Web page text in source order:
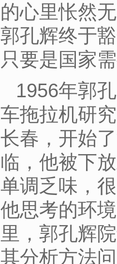
的心里怅然
郭孔辉终于豁
只要是国家
1956年郭
车拖拉机研
长春，开始
临，他被下
单调乏味，
他思考的环
里，郭孔辉
其分析方法